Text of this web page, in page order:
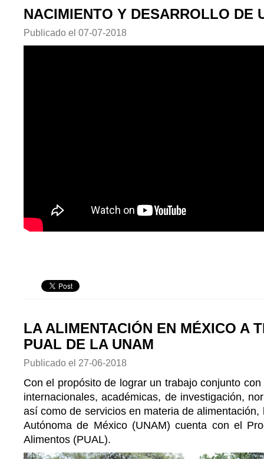
NACIMIENTO Y DESARROLLO DE
Publicado el 07-07-2018
LA ALIMENTACIÓN EN MÉXICO A
PUAL DE LA UNAM
Publicado el 27-06-2018
Con el propósito de lograr un trabajo conjunto
internacionales, académicas, de investigación,
así como de servicios en materia de alimentación,
Autónoma de México (UNAM) cuenta con el
Alimentos (PUAL).